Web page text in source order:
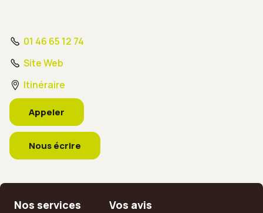
01 46 65 12 74
Site Web
Itinéraire
Appeler
Nous écrire
Nos services Vos avis